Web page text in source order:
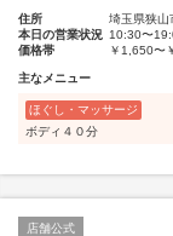
住所
埼玉県狭山
本日の営業状況 10:30〜
価格帯
￥1,650〜
主なメニュー
ほぐし・マッサージ
ボディ４０分
店舗公式